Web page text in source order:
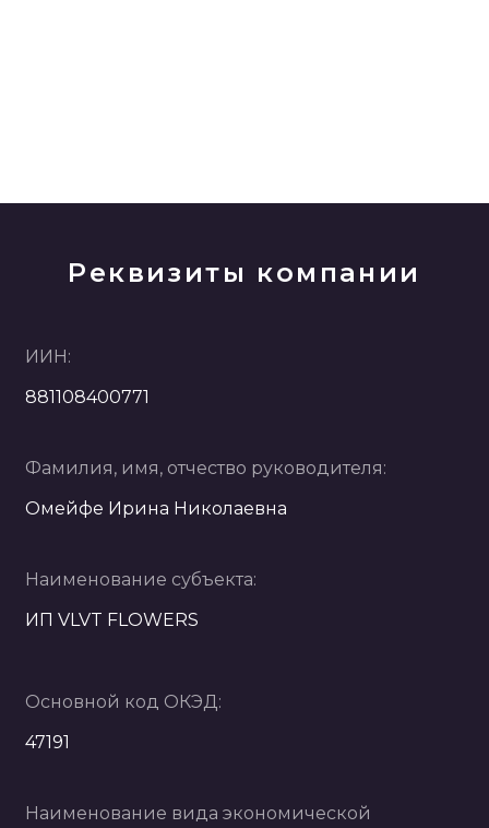
Реквизиты компании
ИИН:
881108400771
Фамилия, имя, отчество руководителя:
Омейфе Ирина Николаевна
Наименование субъекта:
ИП VLVT FLOWERS
Основной код ОКЭД:
47191
Наименование вида экономической